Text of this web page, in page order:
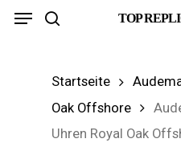
Skip
TOP
Menu
Startseite
Oak Offshore
Uhren Royal Oak